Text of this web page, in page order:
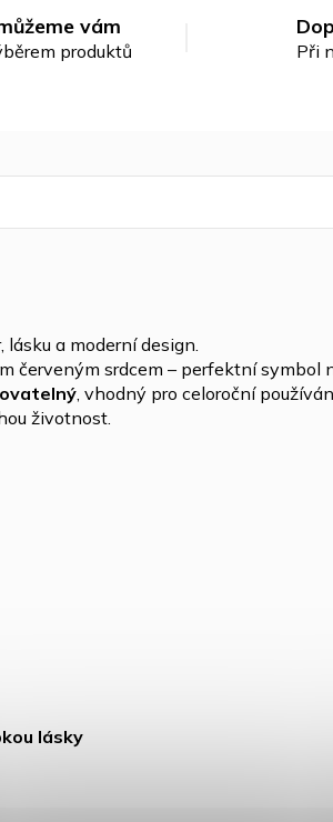
vám
produktů Při
lásku a moderní design.
červeným srdcem – perfektní symbol
, vhodný pro celoroční
životnost.
lásky